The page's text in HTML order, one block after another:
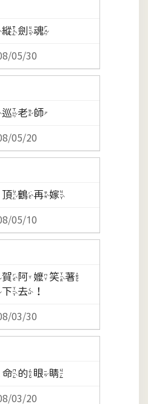
縱劍魂
05/30
老師
05/20
頂鶴再嫁
05/10
阿嬤笑著
去！
03/30
命的眼睛
03/20